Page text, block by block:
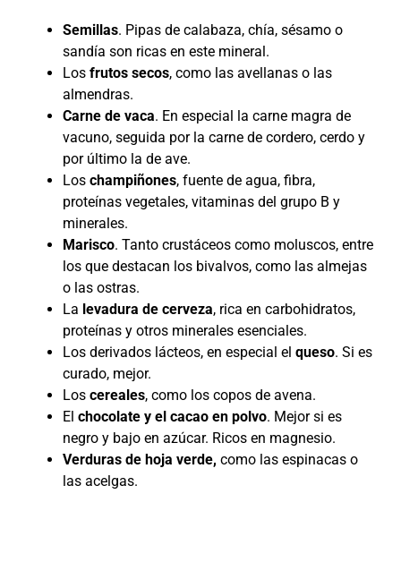
Semillas. Pipas de calabaza, chía, sésamo o
sandía son ricas en este mineral.
Los frutos secos, como las avellanas o las
almendras.
Carne de vaca. En especial la carne magra de
vacuno, seguida por la carne de cordero, cerdo y
por último la de ave.
Los champiñones, fuente de agua, fibra,
proteínas vegetales, vitaminas del grupo B y
minerales.
Marisco. Tanto crustáceos como moluscos, entre
los que destacan los bivalvos, como las almejas
o las ostras.
La levadura de cerveza, rica en carbohidratos,
proteínas y otros minerales esenciales.
Los derivados lácteos, en especial el queso. Si es
curado, mejor.
Los cereales, como los copos de avena.
El chocolate y el cacao en polvo. Mejor si es
negro y bajo en azúcar. Ricos en magnesio.
Verduras de hoja verde, como las espinacas o
las acelgas.